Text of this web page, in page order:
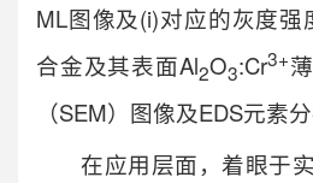
ML图像及(i)对应的灰度强
合金及其表面Al2O3:Cr3+
（SEM）图像及EDS元素分
在应用层面，着眼于